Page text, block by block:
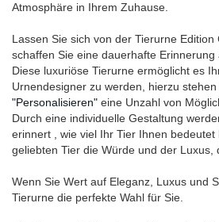
Atmosphäre in Ihrem Zuhause.
Lassen Sie sich von der Tierurne
schaffen Sie eine dauerhafte
Diese luxuriöse Tierurne ermöglicht es
Urnendesigner zu werden, hierzu
"Personalisieren" eine Unzahl von
Durch eine individuelle Gestaltung
erinnert , wie viel Ihr Tier Ihnen
geliebten Tier die Würde und der Luxus,
Wenn Sie Wert auf Eleganz, Luxus und
Tierurne die perfekte Wahl für Sie.